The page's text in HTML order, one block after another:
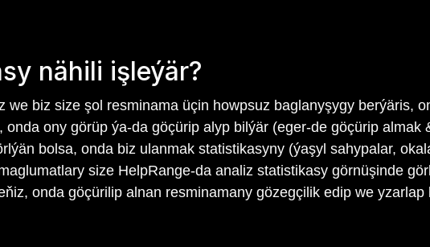
nähili işleýär?
biz size şol resminama üçin howpsuz baglanyşygy berýäris,
ony görüp ýa-da göçürip alyp bilýär (eger-de göçürip almak
bolsa, onda biz ulanmak statistikasyny (ýaşyl sahypalar,
size HelpRange-da analiz statistikasy görnüşinde
onda göçürilip alnan resminamany gözegçilik edip we yzarlap